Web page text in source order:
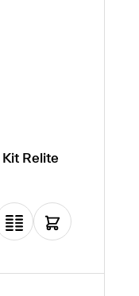
Kit Relite